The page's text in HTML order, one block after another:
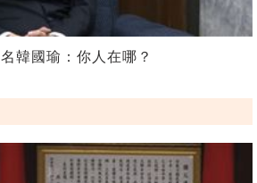
韓國瑜：你人在哪？